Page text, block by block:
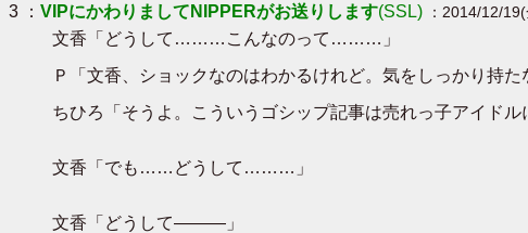
3 ： VIPにかわりましてNIPPERがお送りします(SSL) ：2014/12/
文香「どうして………こんなのって………」
Ｐ「文香、ショックなのはわかるけれど。気をしっかり持た
ちひろ「そうよ。こういうゴシップ記事は売れっ子アイドル
文香「でも……どうして………」
文香「どうして―――」